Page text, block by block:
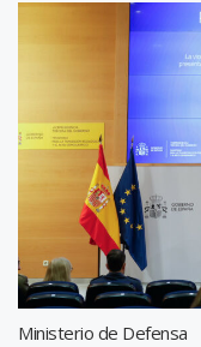
Ministerio de Defensa